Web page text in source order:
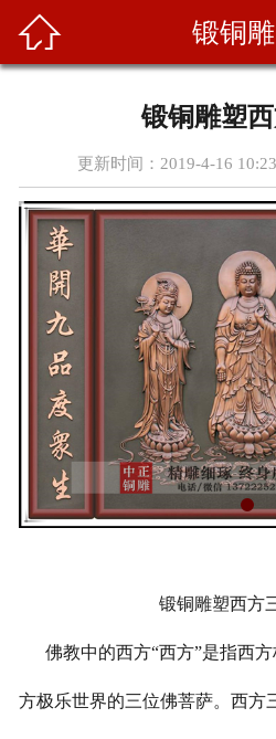
 锻铜
锻铜雕塑
更新时间：2019-4-16
锻铜雕塑西方
佛教中的西方“西方”是指西方
方极乐世界的三位佛菩萨。西方